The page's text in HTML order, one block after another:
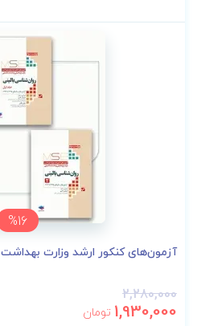
%16
آزمون‌های کنکور ارشد وزارت بهداشت MSE روان‌شناسی ب...
2,280,000
1,930,000 تومان